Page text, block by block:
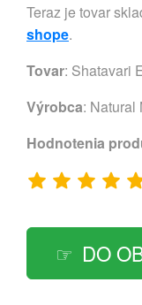
Teraz je tovar
shope.
Tovar: Shatavari
Výrobca: Natural
Hodnotenia
DO